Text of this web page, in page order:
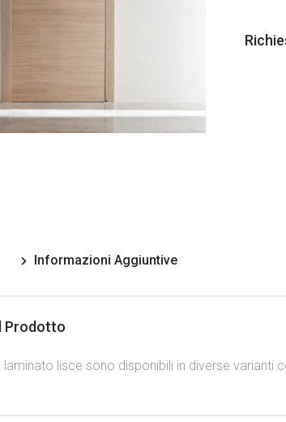
Informazioni Aggiuntive
Prodotto
laminato lisce sono disponibili in diverse